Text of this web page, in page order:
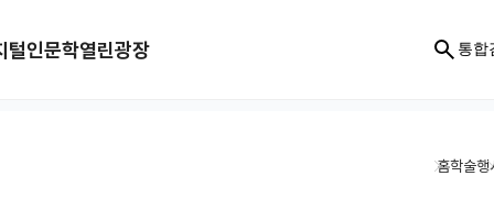
털인문학열린광장 통합
홈학술행